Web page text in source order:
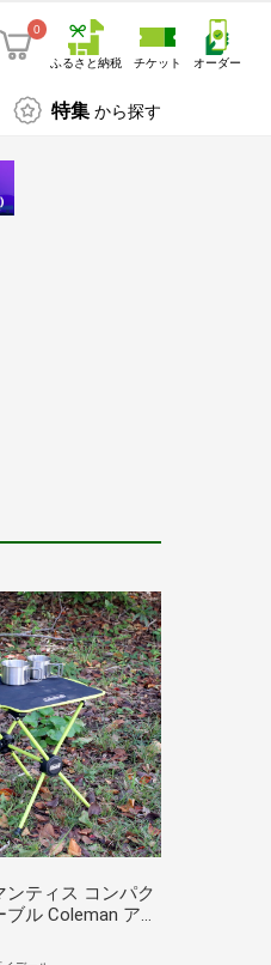
0
ふるさと納税 チケット オーダー
特集 から探す
ンティス コンパク
ブル Coleman アウ